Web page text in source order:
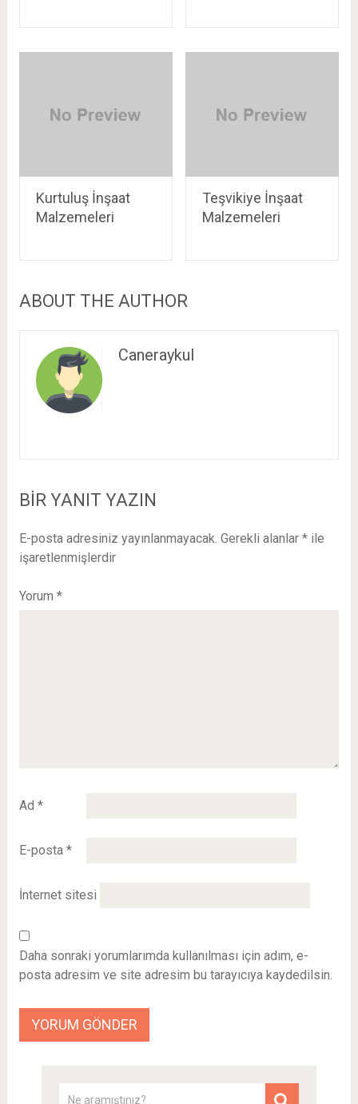
Kurtuluş İnşaat
Malzemeleri
Teşvikiye İnşaat
Malzemeleri
ABOUT THE AUTHOR
Caneraykul
BIR YANIT YAZIN
E-posta adresiniz yayınlanmayacak. Gerekli alanlar *ile
işaretlenmişlerdir
Yorum *
Ad *
E-posta *
İnternet sitesi
Daha sonraki yorumlarımda kullanılması için adım, e-
posta adresim ve site adresim bu tarayıcıya kaydedilsin.